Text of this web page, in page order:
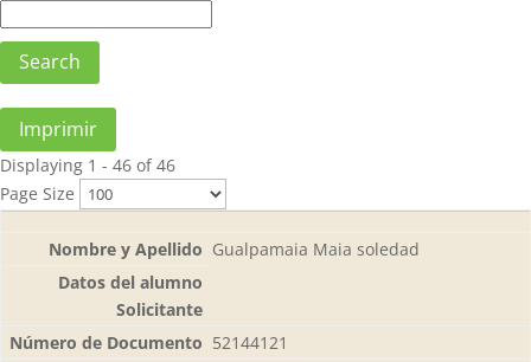
Imprimir
Displaying 1 - 46 of 46
Page Size
Gualpamaia Maia soledad
52144121